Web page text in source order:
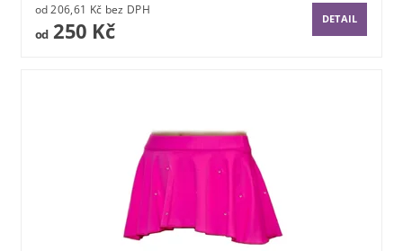
od 206,61 Kč bez DPH
od250 Kč DETAIL